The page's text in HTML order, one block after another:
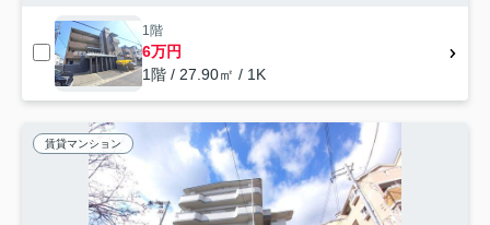
1階
6万円
1階 / 27.90㎡ / 1K
賃貸マンション